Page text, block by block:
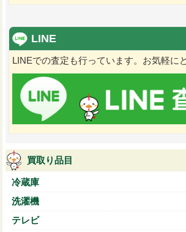
LINE
LINEでの査定も行っています。お気軽に
買取り品目
冷蔵庫
洗濯機
テレビ